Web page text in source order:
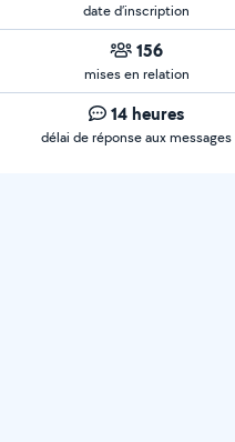
date d’inscription
156
mises en relation
14 heures
délai de réponse aux messages